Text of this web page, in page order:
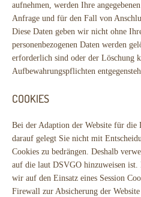
aufnehmen, werden Ihre
Anfrage und für den Fall von
Diese Daten geben wir nicht ohne
personenbezogenen Daten werden
erforderlich sind oder der Löschung
Aufbewahrungspflichten
COOKIES
Bei der Adaption der Website für
darauf gelegt Sie nicht mit
Cookies zu bedrängen. Deshalb
auf die laut DSVGO hinzuweisen
wir auf den Einsatz eines Session
Firewall zur Absicherung der